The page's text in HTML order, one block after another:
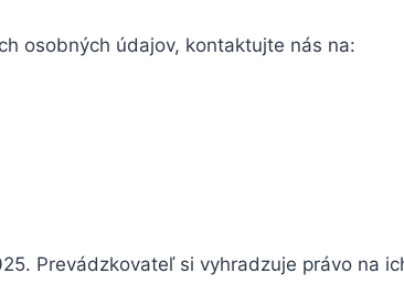
osobných údajov, kontaktujte nás na:
Prevádzkovateľ si vyhradzuje právo na